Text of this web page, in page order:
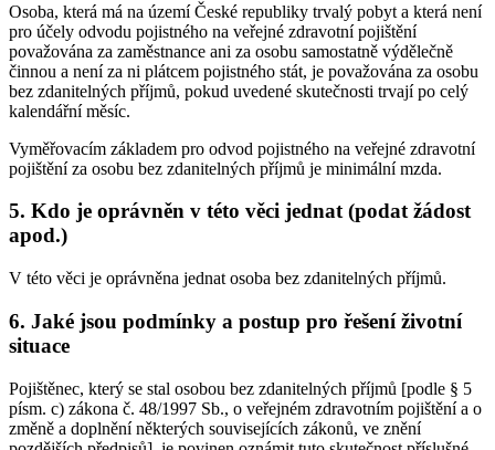
Osoba, která má na území České republiky trvalý pobyt a která není
pro účely odvodu pojistného na veřejné zdravotní pojištění
považována za zaměstnance ani za osobu samostatně výdělečně
činnou a není za ni plátcem pojistného stát, je považována za osobu
bez zdanitelných příjmů, pokud uvedené skutečnosti trvají po celý
kalendářní měsíc.
Vyměřovacím základem pro odvod pojistného na veřejné zdravotní
pojištění za osobu bez zdanitelných příjmů je minimální mzda.
5. Kdo je oprávněn v této věci jednat (podat žádost
apod.)
V této věci je oprávněna jednat osoba bez zdanitelných příjmů.
6. Jaké jsou podmínky a postup pro řešení životní
situace
Pojištěnec, který se stal osobou bez zdanitelných příjmů [podle § 5
písm. c) zákona č. 48/1997 Sb., o veřejném zdravotním pojištění a o
změně a doplnění některých souvisejících zákonů, ve znění